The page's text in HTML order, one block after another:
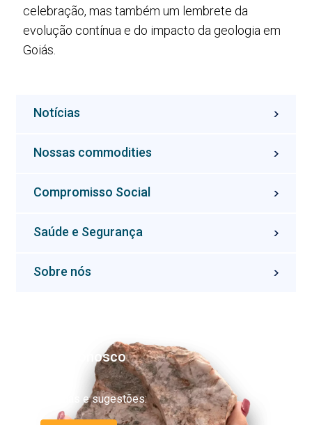
celebração, mas também um lembrete da
evolução contínua e do impacto da geologia em
Goiás.
Notícias
Nossas commodities
Compromisso Social
Saúde e Segurança
Sobre nós
Fale conosco
Dúvidas e sugestões: